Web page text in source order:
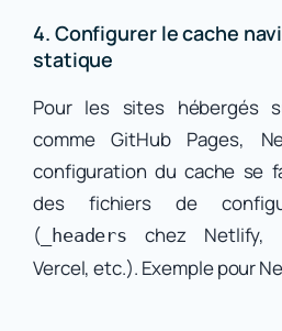
4. Configurer le cache
statique
Pour les sites hébergés
comme GitHub Pages,
configuration du cache se
des fichiers de
( _headers chez Netlify,
Vercel, etc.). Exemple pour